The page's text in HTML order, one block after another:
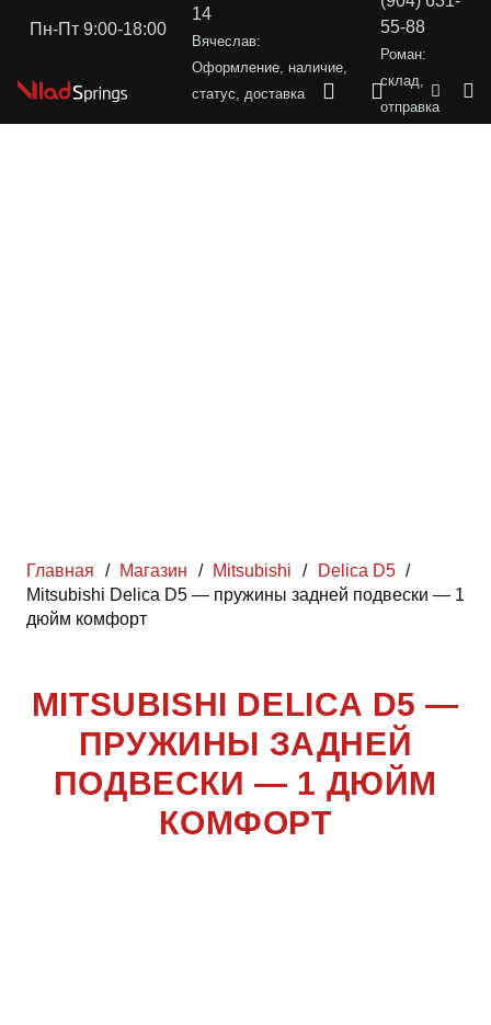
Пн-Пт 9:00-18:00
14
Вячеслав:
Оформление, наличие,
статус, доставка
55-88
Роман:
склад,
отправка
Главная / Магазин / Mitsubishi / Delica D5 /
Mitsubishi Delica D5 — пружины задней подвески — 1
дюйм комфорт
MITSUBISHI DELICA D5 —
ПРУЖИНЫ ЗАДНЕЙ
ПОДВЕСКИ — 1 ДЮЙМ
КОМФОРТ